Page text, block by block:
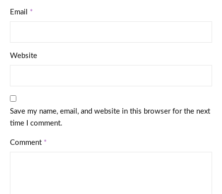
Email *
Website
Save my name, email, and website in this browser for the next
time I comment.
Comment *